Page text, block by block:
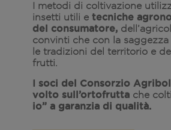
I metodi di coltivazione
insetti utili etecniche
del consumatore,
convinti che con la
le tradizioni del territorio e
frutti.
I soci del Consorzio
volto sull’ortofrutta che
io” a garanzia di qualità.